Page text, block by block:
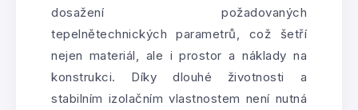
dosažení požadovaných
tepelnětechnických parametrů, což šetří
nejen materiál, ale i prostor a náklady na
konstrukci. Díky dlouhé životnosti a
stabilním izolačním vlastnostem není nutná